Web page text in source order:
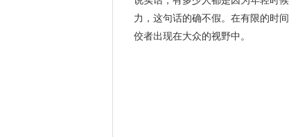
力，这句话的确不假。在有限的时
佼者出现在大众的视野中。